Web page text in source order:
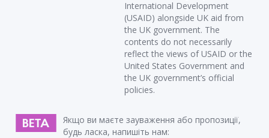
International Development
(USAID) alongside UK aid from
the UK government. The
contents do not necessarily
reflect the views of USAID or the
United States Government and
the UK government’s official
policies.
Якщо ви маєте зауваження або пропозиції,
будь ласка, напишіть нам: